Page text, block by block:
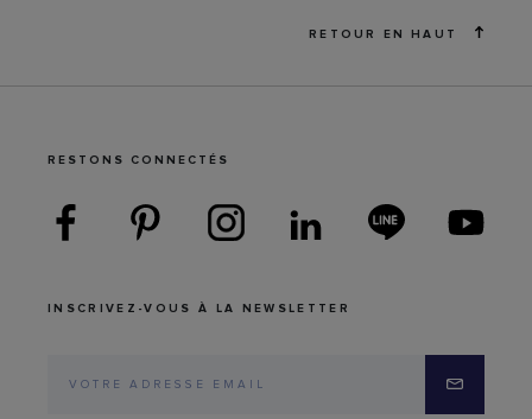
RETOUR EN HAUT
RESTONS CONNECTÉS
INSCRIVEZ-VOUS À LA NEWSLETTER